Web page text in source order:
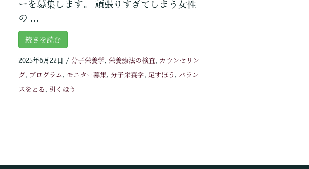
ーを募集します。 頑張りすぎてしまう女性
の ...
続きを読む
2025年6月22日 / 分子栄養学, 栄養療法の検査, カウンセリン
グ, プログラム , モニター募集, 分子栄養学, 足すほう , バラン
スをとる , 引くほう